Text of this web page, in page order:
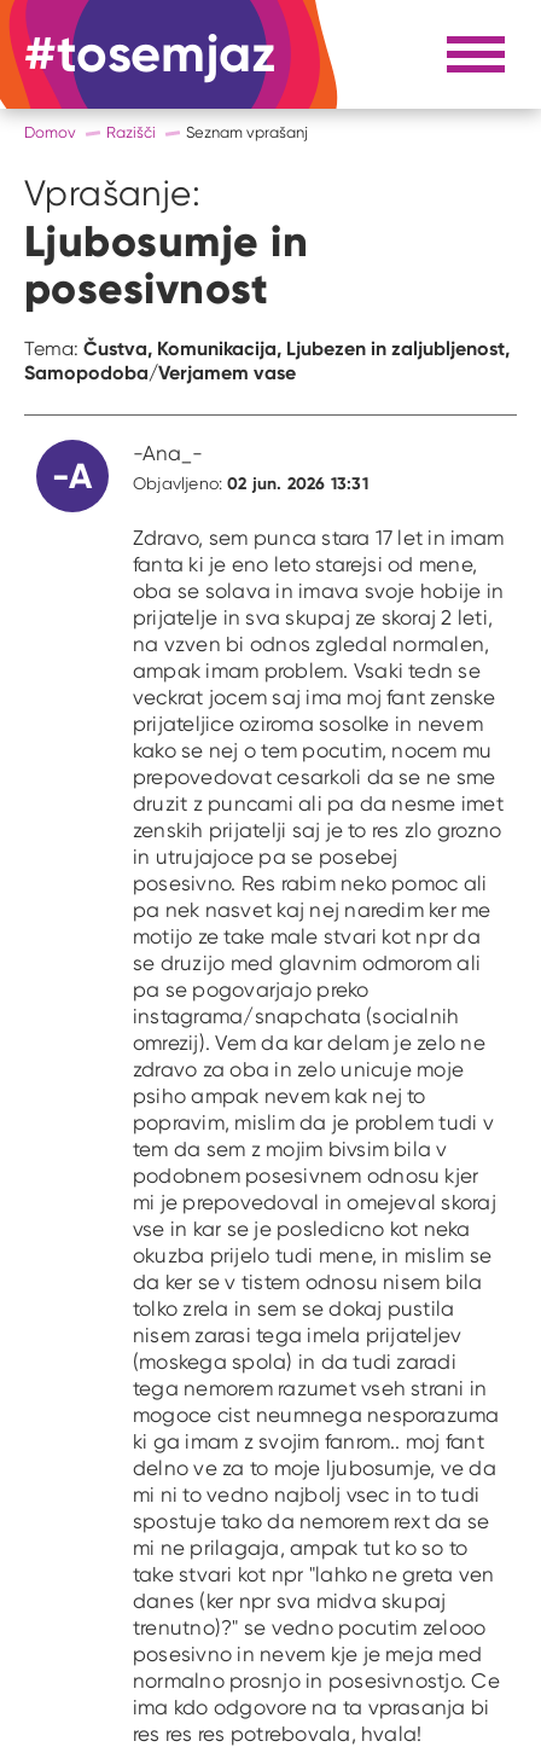
#tosemjaz #to sem jaz Razpri
Domov Razišči Seznam vprašanj
Vprašanje:
Ljubosumje in
posesivnost
Tema: Čustva, Komunikacija, Ljubezen in zaljubljenost,
Samopodoba/Verjamem vase
-A
-Ana_-
Objavljeno:02 jun. 2026 13:31
Zdravo, sem punca stara 17 let in imam
fanta ki je eno leto starejsi od mene,
oba se solava in imava svoje hobije in
prijatelje in sva skupaj ze skoraj 2 leti,
na vzven bi odnos zgledal normalen,
ampak imam problem. Vsaki tedn se
veckrat jocem saj ima moj fant zenske
prijateljice oziroma sosolke in nevem
kako se nej o tem pocutim, nocem mu
prepovedovat cesarkoli da se ne sme
druzit z puncami ali pa da nesme imet
zenskih prijatelji saj je to res zlo grozno
in utrujajoce pa se posebej
posesivno. Res rabim neko pomoc ali
pa nek nasvet kaj nej naredim ker me
motijo ze take male stvari kot npr da
se druzijo med glavnim odmorom ali
pa se pogovarjajo preko
instagrama/snapchata (socialnih
omrezij). Vem da kar delam je zelo ne
zdravo za oba in zelo unicuje moje
psiho ampak nevem kak nej to
popravim, mislim da je problem tudi v
tem da sem z mojim bivsim bila v
podobnem posesivnem odnosu kjer
mi je prepovedoval in omejeval skoraj
vse in kar se je posledicno kot neka
okuzba prijelo tudi mene, in mislim se
da ker se v tistem odnosu nisem bila
tolko zrela in sem se dokaj pustila
nisem zarasi tega imela prijateljev
(moskega spola) in da tudi zaradi
tega nemorem razumet vseh strani in
mogoce cist neumnega nesporazuma
ki ga imam z svojim fanrom.. moj fant
delno ve za to moje ljubosumje, ve da
mi ni to vedno najbolj vsec in to tudi
spostuje tako da nemorem rext da se
mi ne prilagaja, ampak tut ko so to
take stvari kot npr "lahko ne greta ven
danes (ker npr sva midva skupaj
trenutno)?" se vedno pocutim zelooo
posesivno in nevem kje je meja med
normalno prosnjo in posesivnostjo. Ce
ima kdo odgovore na ta vprasanja bi
res res res potrebovala, hvala!